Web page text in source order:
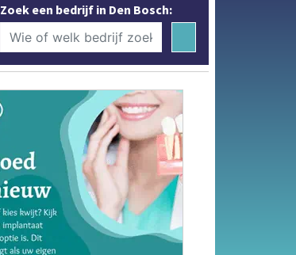
Zoek een bedrijf in Den Bosch: